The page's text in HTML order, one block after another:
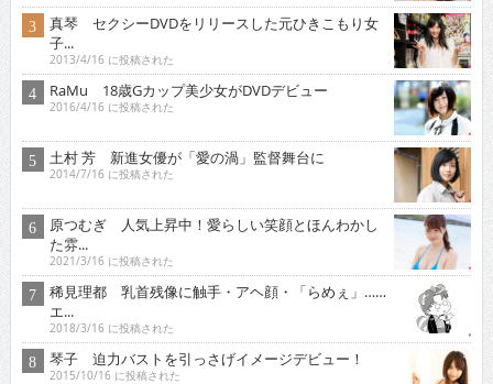
真琴 セクシーDVDをリリースした元ひきこもり女
子...
2013/4/16 に投稿された
RaMu 18歳Gカップ美少女がDVDデビュー
2016/4/16 に投稿された
土村 芳 新進女優が「愛の渦」監督舞台に
2014/7/16 に投稿された
原つむぎ 人気上昇中！愛らしい笑顔とほんわかし
た雰...
2021/3/16 に投稿された
稀見理都 乳首残像に触手・アヘ顔・「らめぇ」……
エ...
2018/3/16 に投稿された
琴子 迫力バストを引っさげイメージデビュー！
2015/10/16 に投稿された